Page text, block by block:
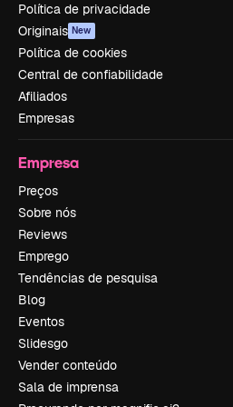
Política de privacidade
Originais New
Política de cookies
Central de confiabilidade
Afiliados
Empresas
Empresa
Preços
Sobre nós
Reviews
Emprego
Tendências de pesquisa
Blog
Eventos
Slidesgo
Vender conteúdo
Sala de imprensa